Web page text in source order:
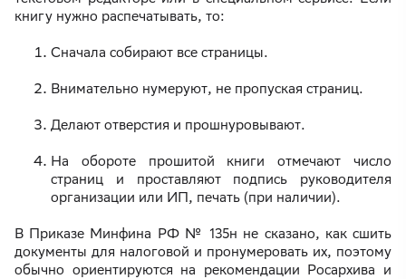
книгу нужно распечатывать, то:
Сначала собирают все страницы.
Внимательно нумеруют, не пропуская страниц.
Делают отверстия и прошнуровывают.
На обороте прошитой книги отмечают число
страниц и проставляют подпись руководителя
организации или ИП, печать (при наличии).
В Приказе Минфина РФ № 135н не сказано, как сшить
документы для налоговой и пронумеровать их, поэтому
обычно ориентируются на рекомендации Росархива и